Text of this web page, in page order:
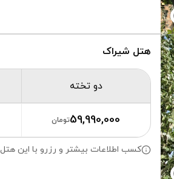
هتل شیراک
دو تخته
59,990,000تومان
کسب اطلاعات بیشتر و رزرو با این هتل